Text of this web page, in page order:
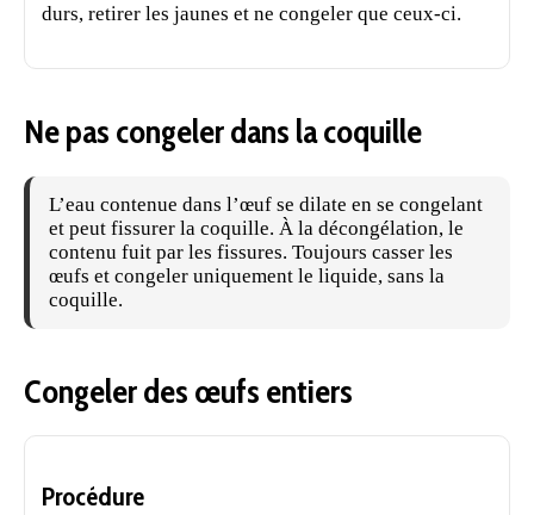
durs, retirer les jaunes et ne congeler que ceux-ci.
Ne pas congeler dans la coquille
L’eau contenue dans l’œuf se dilate en se congelant
et peut fissurer la coquille. À la décongélation, le
contenu fuit par les fissures. Toujours casser les
œufs et congeler uniquement le liquide, sans la
coquille.
Congeler des œufs entiers
Procédure